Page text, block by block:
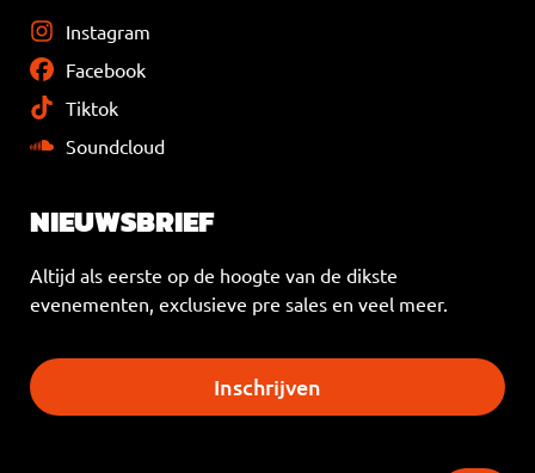
Instagram
Facebook
Tiktok
Soundcloud
NIEUWSBRIEF
Altijd als eerste op de hoogte van de dikste
evenementen, exclusieve pre sales en veel meer.
Inschrijven